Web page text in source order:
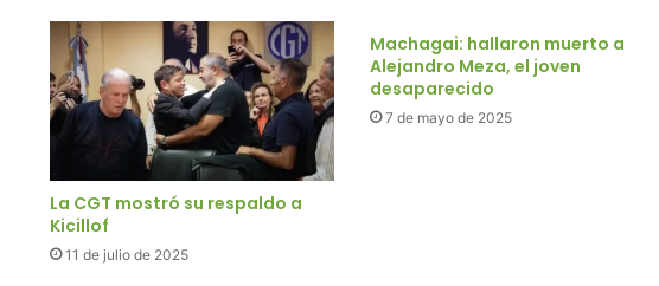
La CGT mostró su respaldo a
Kicillof
11 de julio de 2025
Machagai: hallaron muerto a
Alejandro Meza, el joven
desaparecido
7 de mayo de 2025